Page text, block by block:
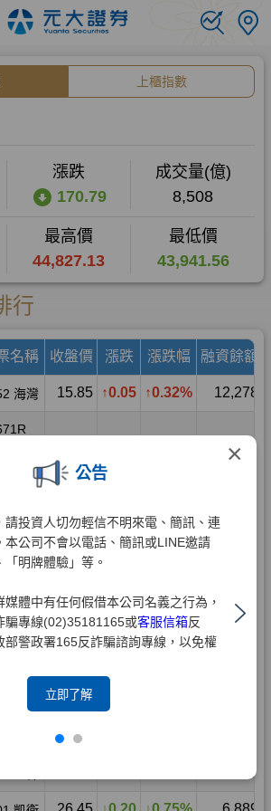
×
公告
請投資人切勿輕信不明來電、簡訊、連
本公司不會以電話、簡訊或LINE邀請
「明牌體驗」等。
體中有任何假借本公司名義之行為，
騙專線(02)35181165或客服信箱反
部警政署165反詐騙諮詢專線，以免權
立即了解